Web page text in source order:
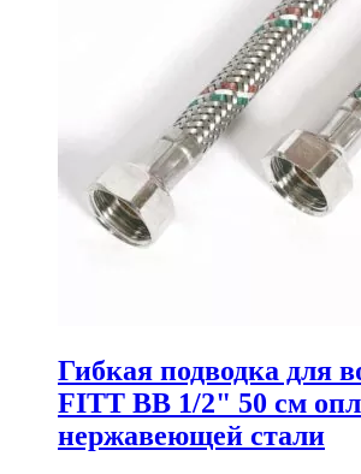
Гибкая подводка для
FITT ВВ 1/2" 50 см
нержавеющей стали